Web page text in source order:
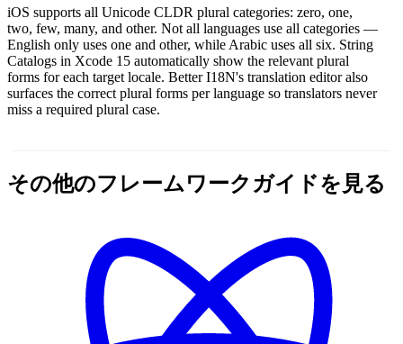
iOS supports all Unicode CLDR plural categories: zero, one,
two, few, many, and other. Not all languages use all categories —
English only uses one and other, while Arabic uses all six. String
Catalogs in Xcode 15 automatically show the relevant plural
forms for each target locale. Better I18N's translation editor also
surfaces the correct plural forms per language so translators never
miss a required plural case.
その他のフレームワークガイドを見る